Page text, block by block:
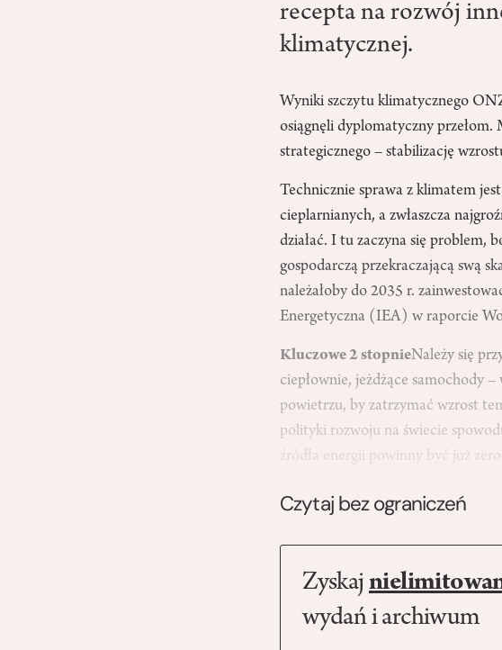
recepta na rozwój
klimatycznej.
Wyniki szczytu klimatycznego
osiągnęli dyplomatyczny przełom.
strategicznego – stabilizację
Technicznie sprawa z klimatem
cieplarnianych, a zwłaszcza
działać. I tu zaczyna się problem,
gospodarczą przekraczającą swą
należałoby do 2035 r.
Energetyczna (IEA) w raporcie
Kluczowe 2 stopnieNależy się
ciepłownie, jeżdżące samochody
powietrzu, by zatrzymać wzrost
polityki rozwoju na świecie
źródła energii powinny być już
Czytaj bez ograniczeń
Zyskaj
wydań i archiwum